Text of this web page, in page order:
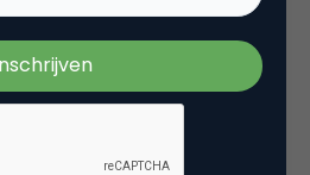
hij echt naar verlangt
stopt ‘op de heenweg’ al
in de doos. Van
zou 32 procent dit de